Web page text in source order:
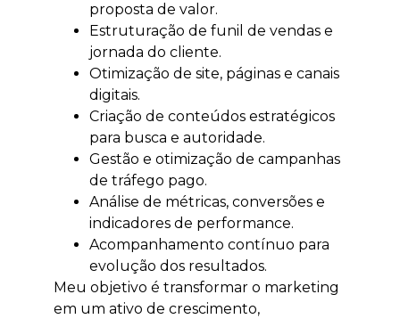
proposta de valor.
Estruturação de funil de vendas e
jornada do cliente.
Otimização de site, páginas e canais
digitais.
Criação de conteúdos estratégicos
para busca e autoridade.
Gestão e otimização de campanhas
de tráfego pago.
Análise de métricas, conversões e
indicadores de performance.
Acompanhamento contínuo para
evolução dos resultados.
Meu objetivo é transformar o marketing
em um ativo de crescimento,